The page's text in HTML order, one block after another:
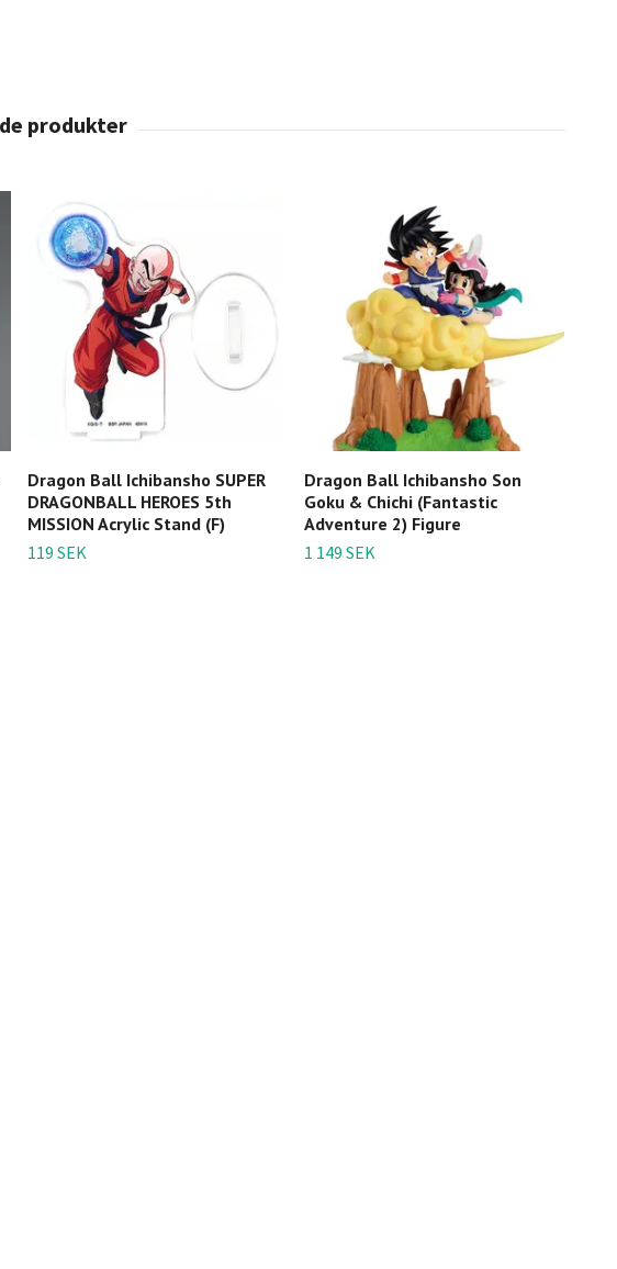
Dragon Ball Ichibansho SUPER
DRAGONBALL HEROES 5th
MISSION Acrylic Stand (F)
119 SEK
Dragon Ball Ichibansho Son
Goku & Chichi (Fantastic
Adventure 2) Figure
1 149 SEK